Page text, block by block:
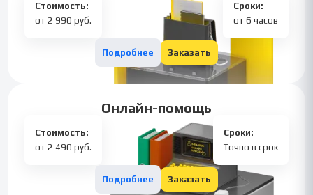
Стоимость:
от 2 990 руб.
Сроки:
от 6 часов
Подробнее Заказать
Онлайн-помощь
Стоимость:
от 2 490 руб.
Сроки:
Точно в срок
Подробнее Заказать